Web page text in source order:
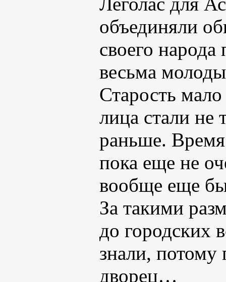
объединяли
своего
весьма
Старость
лица стали не
раньше.
пока еще не
вообще еще
За такими
до городских
знали,
дворец…